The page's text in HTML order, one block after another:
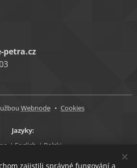
petra.cz
Webnode Cookies
Jazyky
English Polski
Měnazajistili správné fungování a